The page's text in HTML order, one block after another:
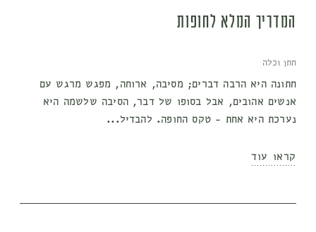
המדריך המלא לחופות
חתן וכלה
חתונה היא הרבה דברים; מסיבה, ארוחה, מפגש מרגש עם
אנשים אהובים, אבל בסופו של דבר, הסיבה שלשמה היא
נערכת היא אחת - טקס החופה. להבדיל...
קראו עוד